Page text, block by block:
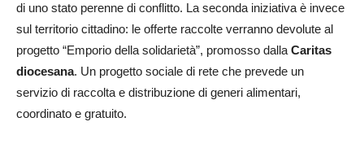
di uno stato perenne di conflitto. La seconda iniziativa è invece
sul territorio cittadino: le offerte raccolte verranno devolute al
progetto “Emporio della solidarietà”, promosso dalla Caritas
diocesana. Un progetto sociale di rete che prevede un
servizio di raccolta e distribuzione di generi alimentari,
coordinato e gratuito.